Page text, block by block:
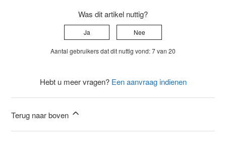
Was dit artikel nuttig?
Ja Nee
Aantal gebruikers dat dit nuttig vond: 7 van 20
Hebt u meer vragen? Een aanvraag indienen
Terug naar boven